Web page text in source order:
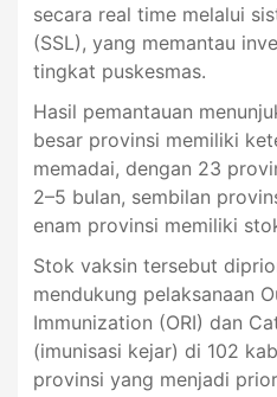
secara real time melalui
(SSL), yang memantau
tingkat puskesmas.
Hasil pemantauan
besar provinsi memiliki
memadai, dengan 23
2–5 bulan, sembilan
enam provinsi memiliki
Stok vaksin tersebut
mendukung pelaksanaan
Immunization (ORI) dan
(imunisasi kejar) di 102
provinsi yang menjadi